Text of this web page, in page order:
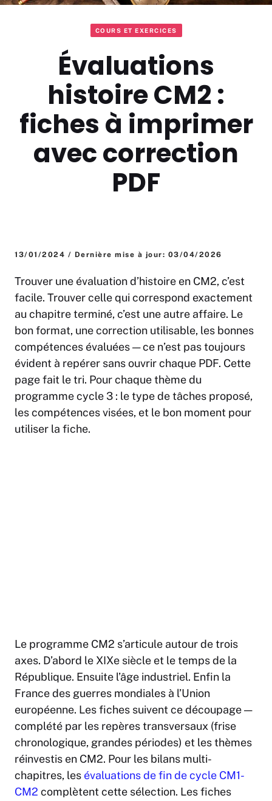
COURS ET EXERCICES
Évaluations
histoire CM2 :
fiches à imprimer
avec correction
PDF
13/01/2024 / Dernière mise à jour: 03/04/2026
Trouver une évaluation d’histoire en CM2, c’est
facile. Trouver celle qui correspond exactement
au chapitre terminé, c’est une autre affaire. Le
bon format, une correction utilisable, les bonnes
compétences évaluées — ce n’est pas toujours
évident à repérer sans ouvrir chaque PDF. Cette
page fait le tri. Pour chaque thème du
programme cycle 3 : le type de tâches proposé,
les compétences visées, et le bon moment pour
utiliser la fiche.
Le programme CM2 s’articule autour de trois
axes. D’abord le XIXe siècle et le temps de la
République. Ensuite l’âge industriel. Enfin la
France des guerres mondiales à l’Union
européenne. Les fiches suivent ce découpage —
complété par les repères transversaux (frise
chronologique, grandes périodes) et les thèmes
réinvestis en CM2. Pour les bilans multi-
chapitres, les évaluations de fin de cycle CM1-
CM2 complètent cette sélection. Les fiches